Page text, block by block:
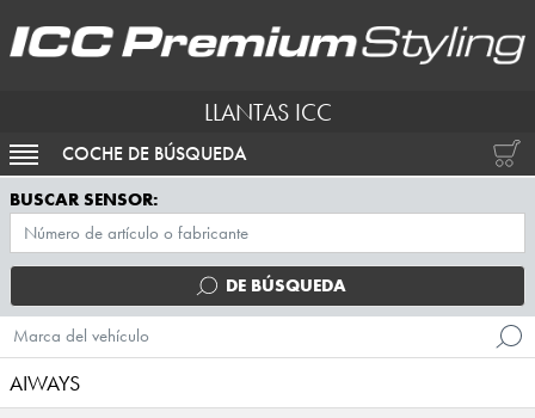
LLANTAS ICC
ACTIVAR NAVEGACIÓN
COCHE DE BÚSQUEDA
BUSCAR SENSOR:
DE BÚSQUEDA
Marca del vehículo
AIWAYS